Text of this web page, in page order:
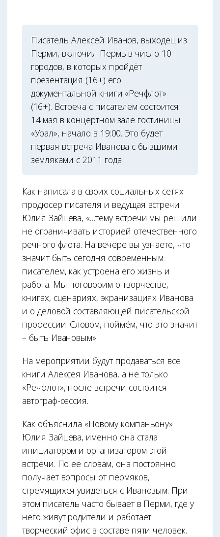
Писатель Алексей Иванов, выходец из
Перми, включил Пермь в число 10
городов, в которых пройдёт
презентация (16+) его
документальной книги «Речфлот»
(16+). Встреча с писателем состоится
14 мая в концертном зале гостиницы
«Урал», начало в 19:00. Это будет
первая встреча Иванова с бывшими
земляками с 2011 года.
Как написала в своих социальных сетях
продюсер писателя и ведущая встречи
Юлия Зайцева, «…тему встречи мы решили
не ограничивать историей отечественного
речного флота. На вечере вы узнаете, что
значит быть сегодня современным
писателем, как устроена его жизнь и
работа. Мы поговорим о творчестве,
книгах, сценариях, экранизациях Иванова
и о деловой составляющей писательской
профессии. Словом, поймём, что это значит
– быть Ивановым».
На мероприятии будут продаваться все
книги Алексея Иванова, а не только
«Речфлот», после встречи состоится
автограф-сессия.
Как объяснила «Новому компаньону»
Юлия Зайцева, именно она стала
инициатором и организатором этой
встречи. По её словам, она постоянно
получает вопросы от пермяков,
стремящихся увидеться с Ивановым. При
этом писатель часто бывает в Перми, где у
него живут родители и работает
творческий офис в составе пяти человек.